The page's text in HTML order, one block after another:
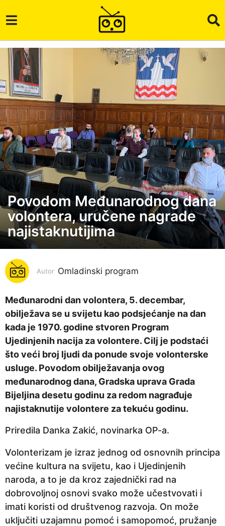
6
g
o
n
a
p
e
o
n
p
r
i
j
e
Povodom Međunarodnog dana
volontera, uručene nagrade
najistaknutijima
Autor Omladinski program
Međunarodni dan volontera, 5. decembar,
obilježava se u svijetu kao podsjećanje na dan
kada je 1970. godine stvoren Program
Ujedinjenih nacija za volontere. Cilj je podstaći
što veći broj ljudi da ponude svoje volonterske
usluge. Povodom obilježavanja ovog
međunarodnog dana, Gradska uprava Grada
Bijeljina desetu godinu za redom nagrađuje
najistaknutije volontere za tekuću godinu.
Priredila Danka Zakić, novinarka OP-a.
Volonterizam je izraz jednog od osnovnih principa
većine kultura na svijetu, kao i Ujedinjenih
naroda, a to je da kroz zajednički rad na
dobrovoljnoj osnovi svako može učestvovati i
imati koristi od društvenog razvoja. On može
uključiti uzajamnu pomoć i samopomoć, pružanje